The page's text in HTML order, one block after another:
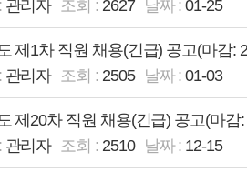
관리자
2627 01-25
제1차 직원 채용(긴급) 공고(마감:
관리자
2505 01-03
제20차 직원 채용(긴급) 공고(마감:
관리자
2510 12-15